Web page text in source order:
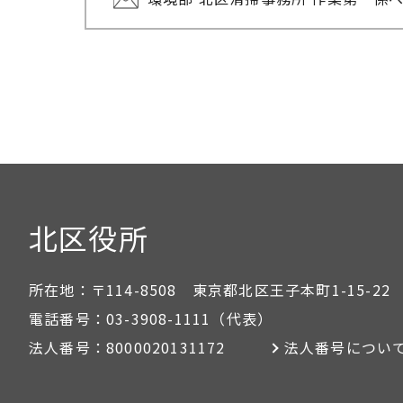
北区役所
所在地： 〒114-8508 東京都北区王子本町1-15-22
電話番号： 03-3908-1111 （代表）
法人番号： 8000020131172 法人番号につい